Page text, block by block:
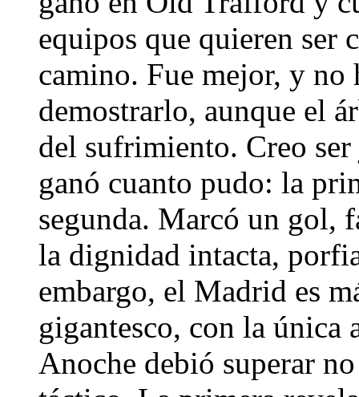
equipos que quieren ser
camino. Fue mejor, y no
demostrarlo, aunque el
del sufrimiento. Creo
ganó cuanto pudo: la
segunda. Marcó un gol,
la dignidad intacta,
embargo, el Madrid es
gigantesco, con la única
Anoche debió superar